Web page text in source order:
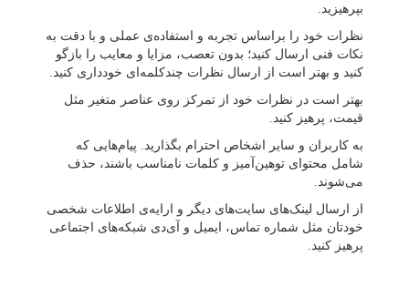
بپرهیزید.
نظرات خود را براساس تجربه و استفاده‌ی عملی و با دقت به
نکات فنی ارسال کنید؛ بدون تعصب، مزایا و معایب را بازگو
کنید و بهتر است از ارسال نظرات چندکلمه‌‌ای خودداری کنید.
بهتر است در نظرات خود از تمرکز روی عناصر متغیر مثل
قیمت، پرهیز کنید.
به کاربران و سایر اشخاص احترام بگذارید. پیام‌هایی که
شامل محتوای توهین‌آمیز و کلمات نامناسب باشند، حذف
می‌شوند.
از ارسال لینک‌های سایت‌های دیگر و ارایه‌ی اطلاعات شخصی
خودتان مثل شماره تماس، ایمیل و آی‌دی شبکه‌های اجتماعی
پرهیز کنید.